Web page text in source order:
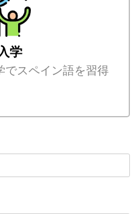
学
でスペイン語を習得